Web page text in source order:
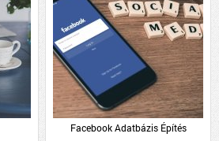
Facebook Adatbázis Építés